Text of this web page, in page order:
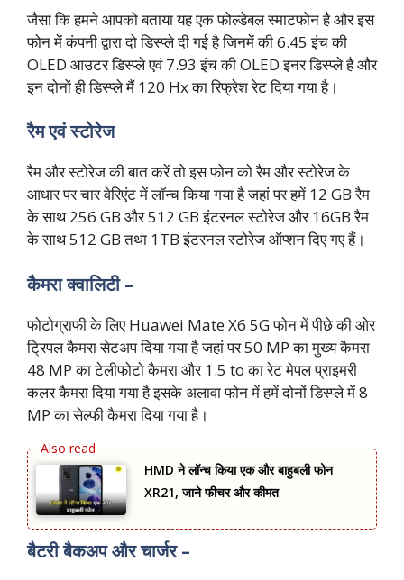
जैसा कि हमने आपको बताया यह एक फोल्डेबल स्माटफोन है और इस
फोन में कंपनी द्वारा दो डिस्प्ले दी गई है जिनमें की 6.45 इंच की
OLED आउटर डिस्प्ले एवं 7.93 इंच की OLED इनर डिस्प्ले है और
इन दोनों ही डिस्प्ले मैं 120 Hx का रिफ्रेश रेट दिया गया है।
रैम एवं स्टोरेज
रैम और स्टोरेज की बात करें तो इस फोन को रैम और स्टोरेज के
आधार पर चार वेरिएंट में लॉन्च किया गया है जहां पर हमें 12 GB रैम
के साथ 256 GB और 512 GB इंटरनल स्टोरेज और 16GB रैम
के साथ 512 GB तथा 1TB इंटरनल स्टोरेज ऑप्शन दिए गए हैं।
कैमरा क्वालिटी –
फोटोग्राफी के लिए Huawei Mate X6 5G फोन में पीछे की ओर
ट्रिपल कैमरा सेटअप दिया गया है जहां पर 50 MP का मुख्य कैमरा
48 MP का टेलीफोटो कैमरा और 1.5 to का रेट मेपल प्राइमरी
कलर कैमरा दिया गया है इसके अलावा फोन में हमें दोनों डिस्प्ले में 8
MP का सेल्फी कैमरा दिया गया है।
HMD ने लॉन्च किया एक और बाहुबली फोन
XR21, जाने फीचर और कीमत
बैटरी बैकअप और चार्जर –